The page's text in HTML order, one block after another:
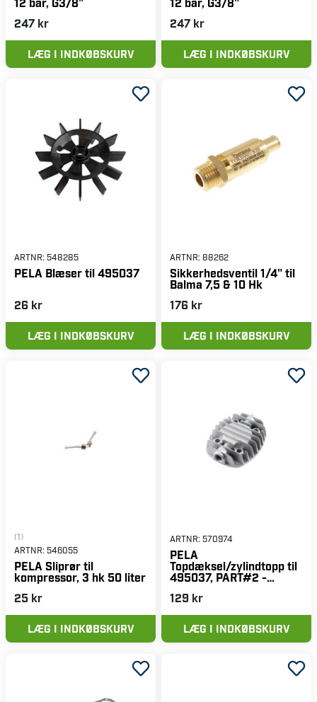
12 bar, G3/8"
247 kr
LÆG I INDKØBSKURV
12 bar, G3/8"
247 kr
LÆG I INDKØBSKURV
ARTNR: 548285
PELA Blæser til 495037
26 kr
LÆG I INDKØBSKURV
ARTNR: 88262
Sikkerhedsventil 1/4" til
Balma 7,5 & 10 Hk
176 kr
LÆG I INDKØBSKURV
(1)
ARTNR: 546055
PELA Sliprør til
kompressor, 3 hk 50 liter
25 kr
LÆG I INDKØBSKURV
ARTNR: 570974
PELA
Topdæksel/zylindtopp til
495037, PART#2 -
129 kr
LÆG I INDKØBSKURV